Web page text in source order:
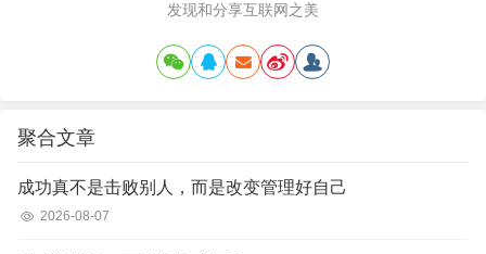
发现和分享互联网之美
聚合文章
成功真不是击败别人，而是改变管理好自己
2026-08-07